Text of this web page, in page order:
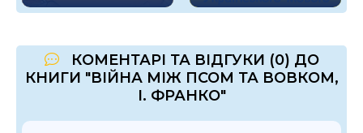
КОМЕНТАРІ ТА ВІДГУКИ (0) ДО
КНИГИ "ВІЙНА МІЖ ПСОМ ТА ВОВКОМ,
І. ФРАНКО"